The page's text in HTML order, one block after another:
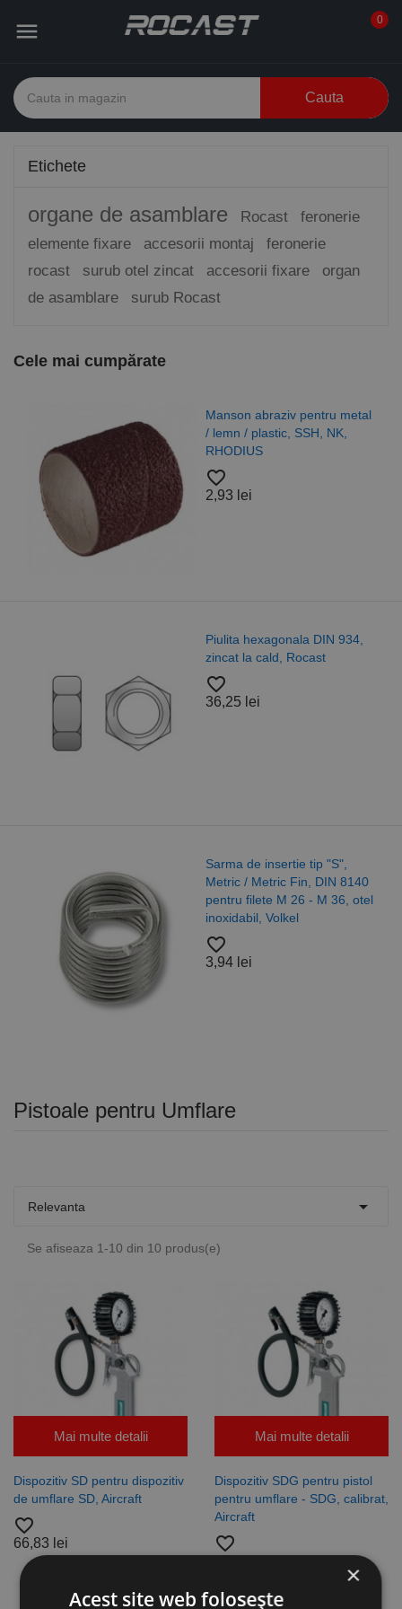
 0
Cauta
Etichete
organe de asamblare Rocast
feronerie
elemente fixare
accesorii montaj
feronerie
rocast
surub otel zincat accesorii fixare
organ
de asamblare
surub Rocast
Cele mai cumpărate
Manson abraziv pentru metal
/ lemn / plastic, SSH, NK,
RHODIUS
favorite_border
2,93 lei
Piulita hexagonala DIN 934,
zincat la cald, Rocast
favorite_border
36,25 lei
Sarma de insertie tip "S",
Metric / Metric Fin, DIN 8140
pentru filete M 26 - M 36, otel
inoxidabil, Volkel
favorite_border
3,94 lei
Pistoale pentru Umflare
Relevanta 
Se afiseaza 1-10 din 10 produs(e)
Mai multe detalii
Dispozitiv SD pentru dispozitiv
de umflare SD, Aircraft
favorite_border
66,83 lei
Mai multe detalii
Dispozitiv SDG pentru pistol
pentru umflare - SDG, calibrat,
Aircraft
favorite_border
×
Acest site web folosește